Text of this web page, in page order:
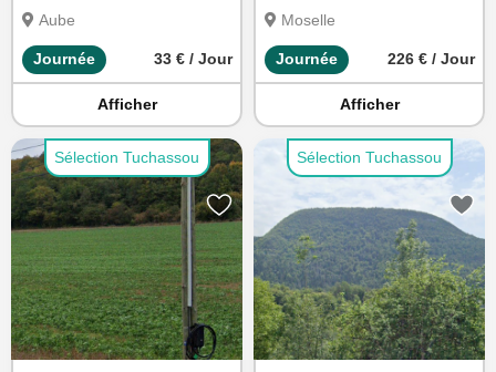
Aube
Journée 33 € / Jour
Afficher
Moselle
Moselle
Journée 226 € / Jour
Afficher
Sélection Tuchassou Sélection Tuchassou